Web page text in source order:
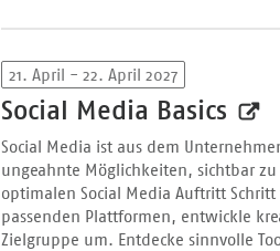
21. April - 22. April 2027
Social Media Basics
Social Media ist aus dem
ungeahnte Möglichkeiten, sichtbar
optimalen Social Media Auftritt
passenden Plattformen, entwickle
Zielgruppe um. Entdecke sinnvolle